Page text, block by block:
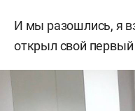
И мы разошлись, я
открыл свой